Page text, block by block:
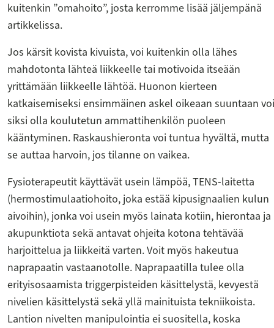
kuitenkin ”omahoito”, josta kerromme lisää jäljempänä
artikkelissa.
Jos kärsit kovista kivuista, voi kuitenkin olla lähes
mahdotonta lähteä liikkeelle tai motivoida itseään
yrittämään liikkeelle lähtöä. Huonon kierteen
katkaisemiseksi ensimmäinen askel oikeaan suuntaan voi
siksi olla koulutetun ammattihenkilön puoleen
kääntyminen. Raskaushieronta voi tuntua hyvältä, mutta
se auttaa harvoin, jos tilanne on vaikea.
Fysioterapeutit käyttävät usein lämpöä, TENS-laitetta
(hermostimulaatiohoito, joka estää kipusignaalien kulun
aivoihin), jonka voi usein myös lainata kotiin, hierontaa ja
akupunktiota sekä antavat ohjeita kotona tehtävää
harjoittelua ja liikkeitä varten. Voit myös hakeutua
naprapaatin vastaanotolle. Naprapaatilla tulee olla
erityisosaamista triggerpisteiden käsittelystä, kevyestä
nivelien käsittelystä sekä yllä mainituista tekniikoista.
Lantion nivelten manipulointia ei suositella, koska